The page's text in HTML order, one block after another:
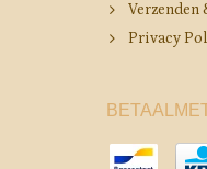
Privacy